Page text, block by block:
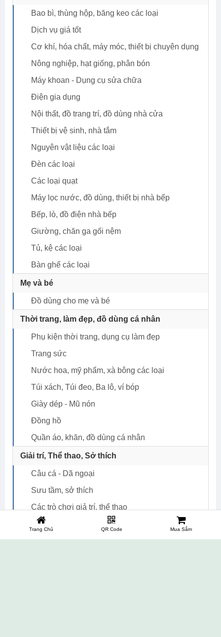
Bao bì, thùng hộp, băng keo các loại
Dịch vụ giá tốt
Cơ khí, hóa chất, máy móc, thiết bị chuyên dụng
Nông nghiệp, hạt giống, phân bón
Máy khoan - Dụng cụ sửa chữa
Điện gia dụng
Nội thất, đồ trang trí, đồ dùng nhà cửa
Thiết bị vệ sinh, nhà tắm
Nguyên vật liệu các loại
Đèn các loại
Các loại quạt
Máy lọc nước, đồ dùng, thiết bị nhà bếp
Bếp, lò, đồ điện nhà bếp
Giường, chăn ga gối nệm
Tủ, kệ các loại
Bàn ghế các loại
Mẹ và bé
Đồ dùng cho mẹ và bé
Thời trang, làm đẹp, đồ dùng cá nhân
Phụ kiện thời trang, dụng cụ làm đẹp
Trang sức
Nước hoa, mỹ phẩm, xà bông các loại
Túi xách, Túi đeo, Ba lô, ví bóp
Giày dép - Mũ nón
Đồng hồ
Quần áo, khăn, đồ dùng cá nhân
Giải trí, Thể thao, Sở thích
Câu cá - Dã ngoại
Sưu tầm, sở thích
Các trò chơi giả trí, thể thao
Nhạc cụ giá tốt
Đồ cổ, phong thủy, tượng các loại
Trang Chủ QR Code Mua Sắm